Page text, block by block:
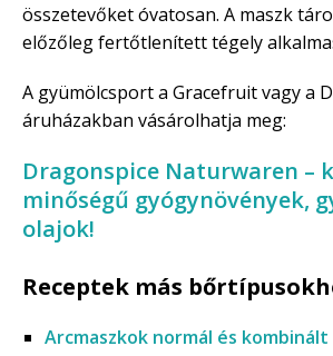
összetevőket óvatosan. A maszk
előzőleg fertőtlenített tégely
A gyümölcsport a Gracefruit vagy a
áruházakban vásárolhatja meg:
Dragonspice Naturwaren –
minőségű gyógynövények,
olajok!
Receptek más
Arcmaszkok normál és